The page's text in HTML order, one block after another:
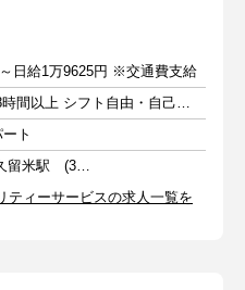
日給1万9625円 ※交通費支給
週2日以上 1日8時間以上 シフト自由・自己申告
ト
(1)鳥栖駅 (2)久留米駅 (3)筑後船小屋駅
ティーサービスの求人一覧を